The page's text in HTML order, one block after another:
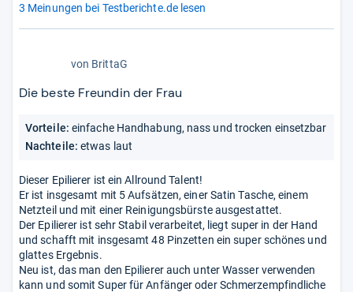
3 Meinungen bei Testberichte.de lesen
5
von BrittaG
Die beste Freundin der Frau
Vorteile: einfache Handhabung, nass und trocken einsetzbar
Nachteile: etwas laut
Dieser Epilierer ist ein Allround Talent!
Er ist insgesamt mit 5 Aufsätzen, einer Satin Tasche, einem
Netzteil und mit einer Reinigungsbürste ausgestattet.
Der Epilierer ist sehr Stabil verarbeitet, liegt super in der Hand
und schafft mit insgesamt 48 Pinzetten ein super schönes und
glattes Ergebnis.
Neu ist, das man den Epilierer auch unter Wasser verwenden
kann und somit Super für Anfänger oder Schmerzempfindliche